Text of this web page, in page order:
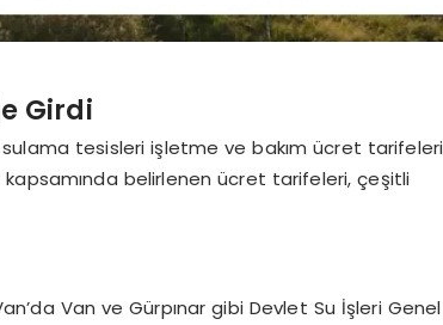
Girdi
sulama tesisleri işletme ve bakım ücret tarifeleri
kapsamında belirlenen ücret tarifeleri, çeşitli
Van ve Gürpınar gibi Devlet Su İşleri Genel